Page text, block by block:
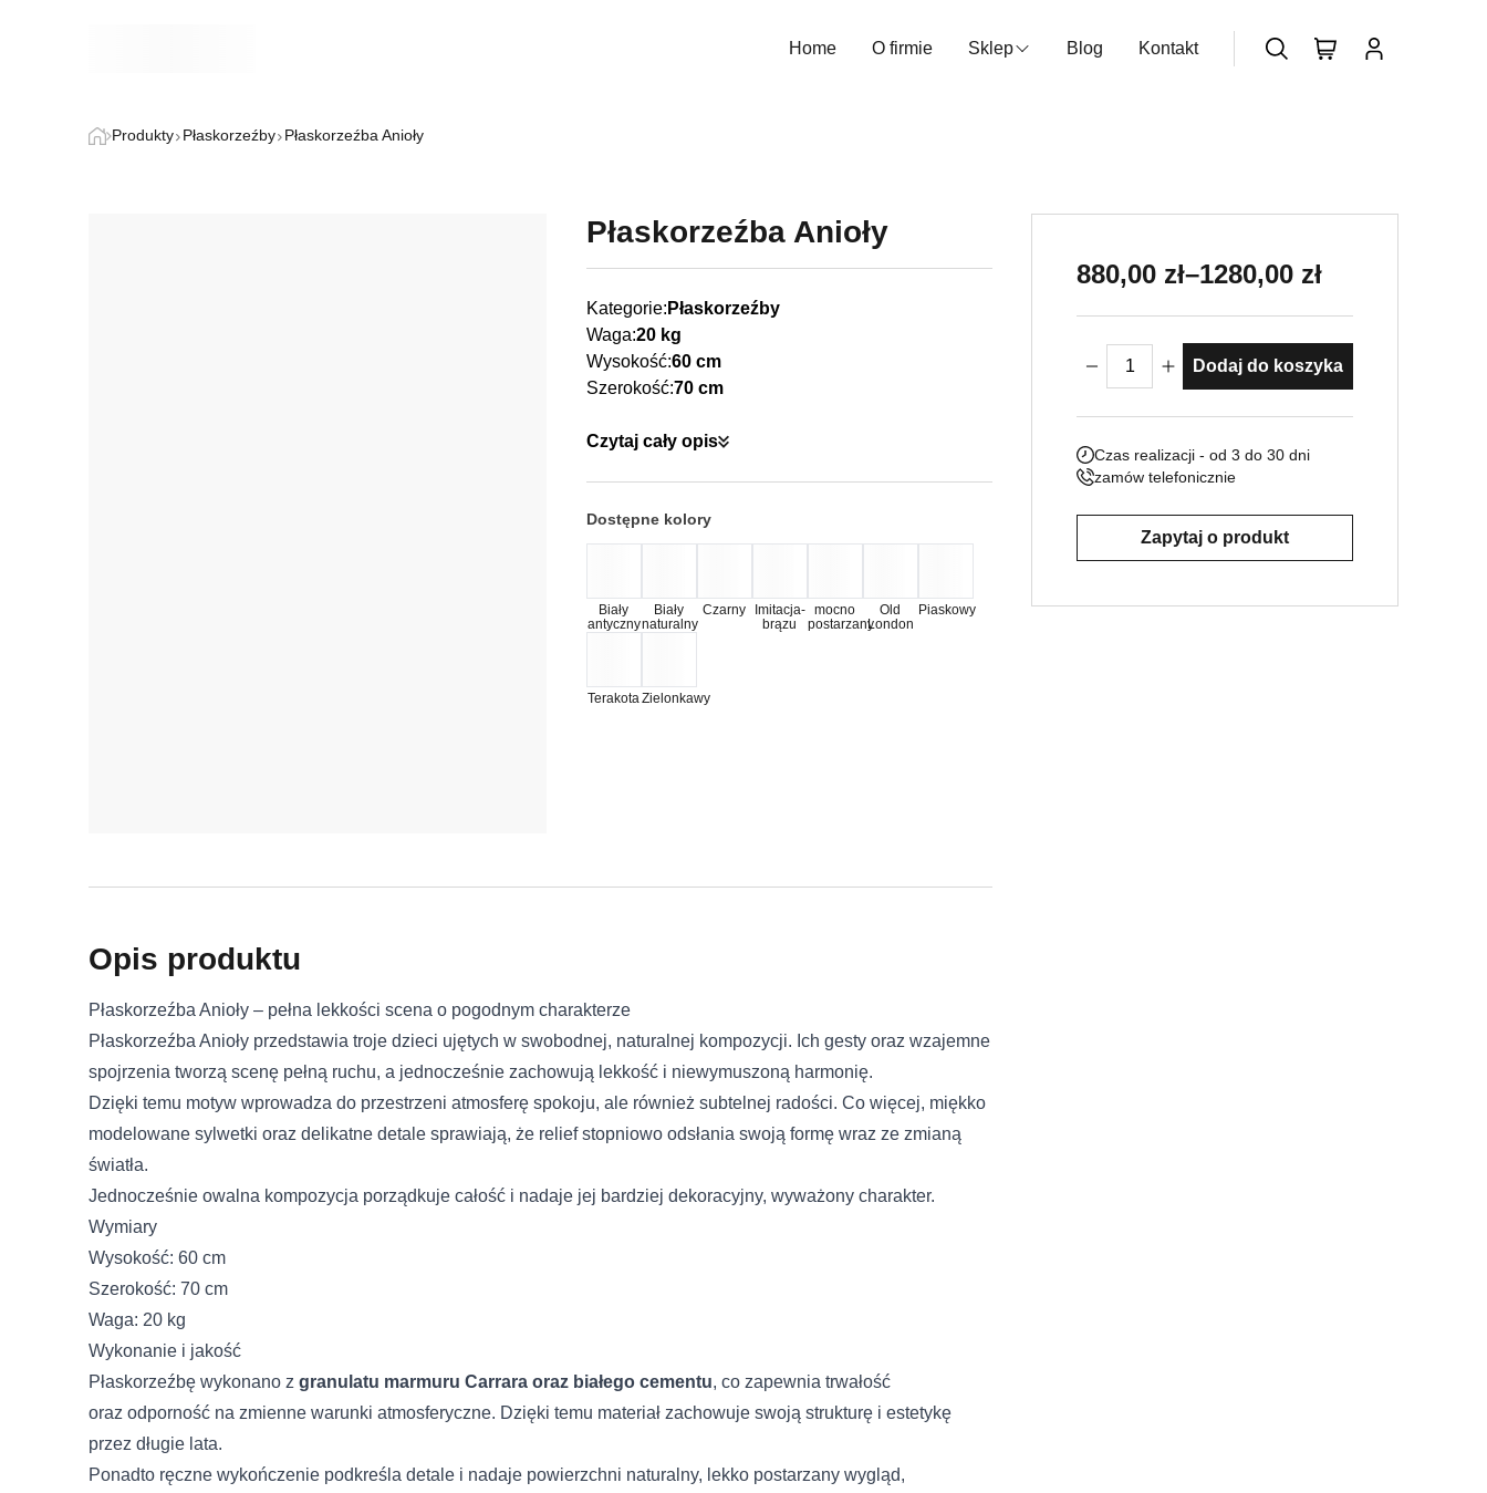
Home O firmie Sklep Blog Kontakt
Produkty Płaskorzeźby Płaskorzeźba Anioły
Płaskorzeźba Anioły
Kategorie: Płaskorzeźby
Waga:20 kg
Wysokość:60 cm
Szerokość:70 cm
Czytaj cały opis
Dostępne kolory
Biały
antyczny
Biały
naturalny
Czarny
Imitacja-
brązu
mocno
postarzany
Old
London
Piaskowy
TerakotaZielonkawy
880,00 zł–1280,00 zł
Zakres cen: od 880,00 zł do
ilość Płaskorzeźba Anioły
Dodaj do koszyka
Czas realizacji - od 3 do 30 dni
zamów telefonicznie
Zapytaj o produkt
Opis produktu
Płaskorzeźba Anioły – pełna lekkości scena o pogodnym charakterze
Płaskorzeźba Anioły przedstawia troje dzieci ujętych w swobodnej, naturalnej kompozycji. Ich gesty oraz wzajemne
spojrzenia tworzą scenę pełną ruchu, a jednocześnie zachowują lekkość i niewymuszoną harmonię.
Dzięki temu motyw wprowadza do przestrzeni atmosferę spokoju, ale również subtelnej radości. Co więcej, miękko
modelowane sylwetki oraz delikatne detale sprawiają, że relief stopniowo odsłania swoją formę wraz ze zmianą
światła.
Jednocześnie owalna kompozycja porządkuje całość i nadaje jej bardziej dekoracyjny, wyważony charakter.
Wymiary
Wysokość: 60 cm
Szerokość: 70 cm
Waga: 20 kg
Wykonanie i jakość
Płaskorzeźbę wykonano z granulatu marmuru Carrara oraz białego cementu, co zapewnia trwałość
oraz odporność na zmienne warunki atmosferyczne. Dzięki temu materiał zachowuje swoją strukturę i estetykę
przez długie lata.
Ponadto ręczne wykończenie podkreśla detale i nadaje powierzchni naturalny, lekko postarzany wygląd,